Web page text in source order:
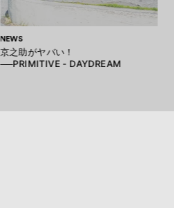
NEWS
京之助がヤバい！
──PRIMITIVE - DAYDREAM